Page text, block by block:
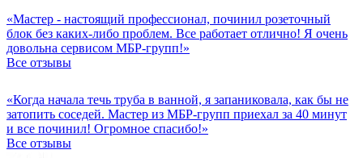
«Мастер - настоящий профессионал, починил розеточный
блок без каких-либо проблем. Все работает отлично! Я очень
довольна сервисом МБР-групп!»
Все отзывы
«Когда начала течь труба в ванной, я запаниковала, как бы не
затопить соседей. Мастер из МБР-групп приехал за 40 минут
и все починил! Огромное спасибо!»
Все отзывы